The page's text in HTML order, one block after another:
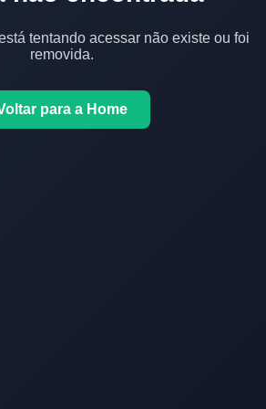
tentando acessar não existe ou foi
removida.
para a Home